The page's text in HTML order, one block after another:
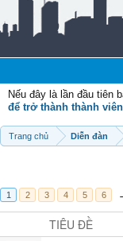
Nếu đây là lần đầu tiên
để trở thành thành viên
Trang chủ Diễn đàn
1 2 3 4 5 6
TIÊU ĐỀ